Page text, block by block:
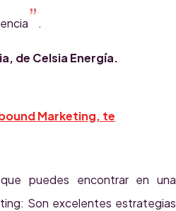
” .
de Celsia Energía.
Marketing, te
puedes encontrar en una
Son excelentes estrategias